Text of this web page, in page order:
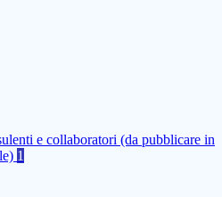
e collaboratori (da pubblicare in
1